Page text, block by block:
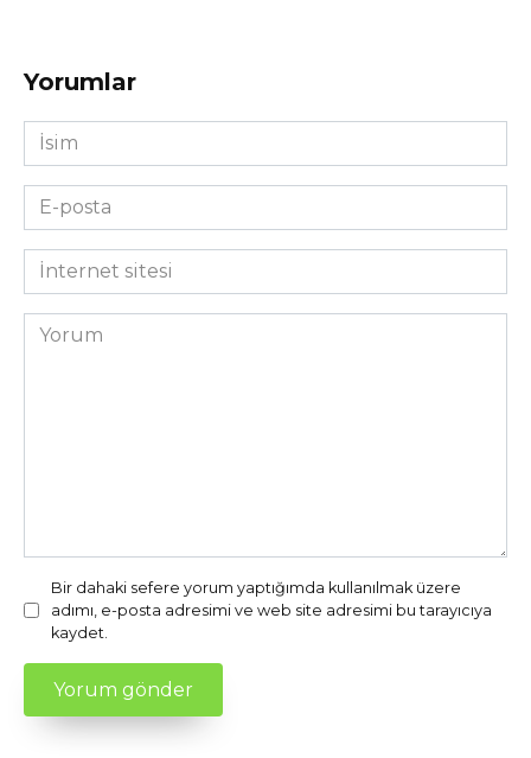
Yorumlar
İsim
*
E-
posta
*İnternet
sitesi
Yorum
Bir dahaki sefere yorum yaptığımda kullanılmak üzere
adımı, e-posta adresimi ve web site adresimi bu tarayıcıya
kaydet.